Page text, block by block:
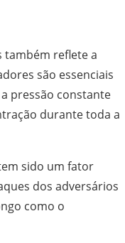
também reflete a
são essenciais
pressão constante
durante toda a
sido um fator
dos adversários
como o